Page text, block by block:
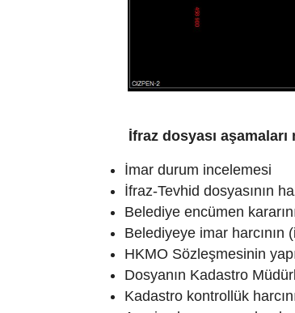
İfraz dosyası
İmar durum incelemesi
İfraz-Tevhid dosyasının
Belediye encümen
Belediyeye imar harcının
HKMO Sözleşmesinin
Dosyanın Kadastro
Kadastro kontrollük